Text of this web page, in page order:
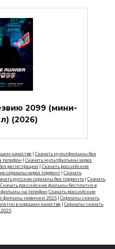
2099 (мини-
(2026)
качестве | Скачать мультфильмы без
телефон | Скачать мультфильмы через
регистрации | Скачать российские
сериалы через торрент | Скачать
русские сериалы без торрента | Скачать
Скачать российские фильмы бесплатно в
фильмы на телефон Скачать российские
фильмы новинки 2025 | Сериалы скачать
в хорошем качестве | Сериалы скачать